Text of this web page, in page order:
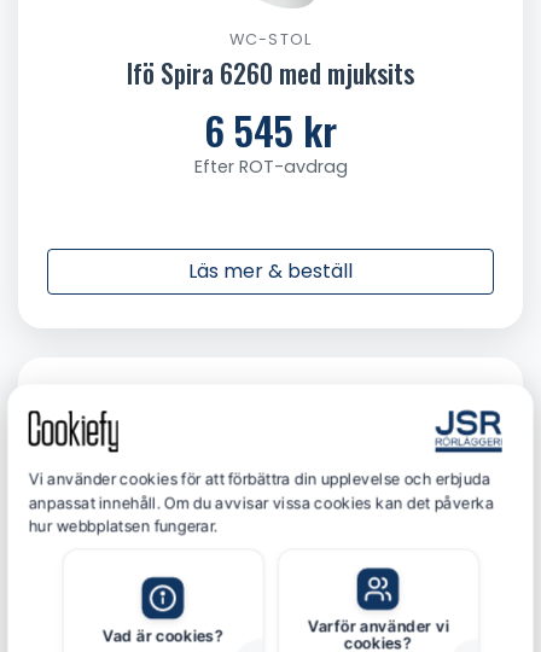
WC-STOL
Ifö Spira 6260 med mjuksits
6 545 kr
Efter ROT-avdrag
Läs mer & beställ
Vi använder cookies för att förbättra din upplevelse och erbjuda
anpassat innehåll. Om du avvisar vissa cookies kan det påverka
hur webbplatsen fungerar.
Vad är cookies?
Varför använder vi
cookies?